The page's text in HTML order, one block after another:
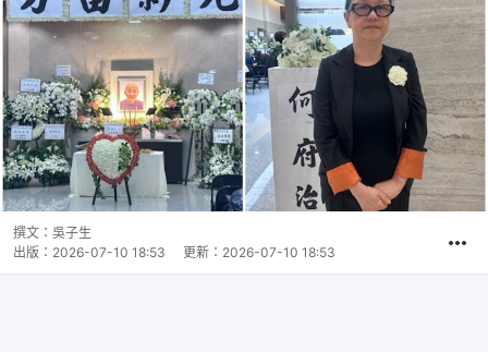
撰文： 吳子生
出版： 2026-07-10 18:53 更新： 2026-07-10 18:53